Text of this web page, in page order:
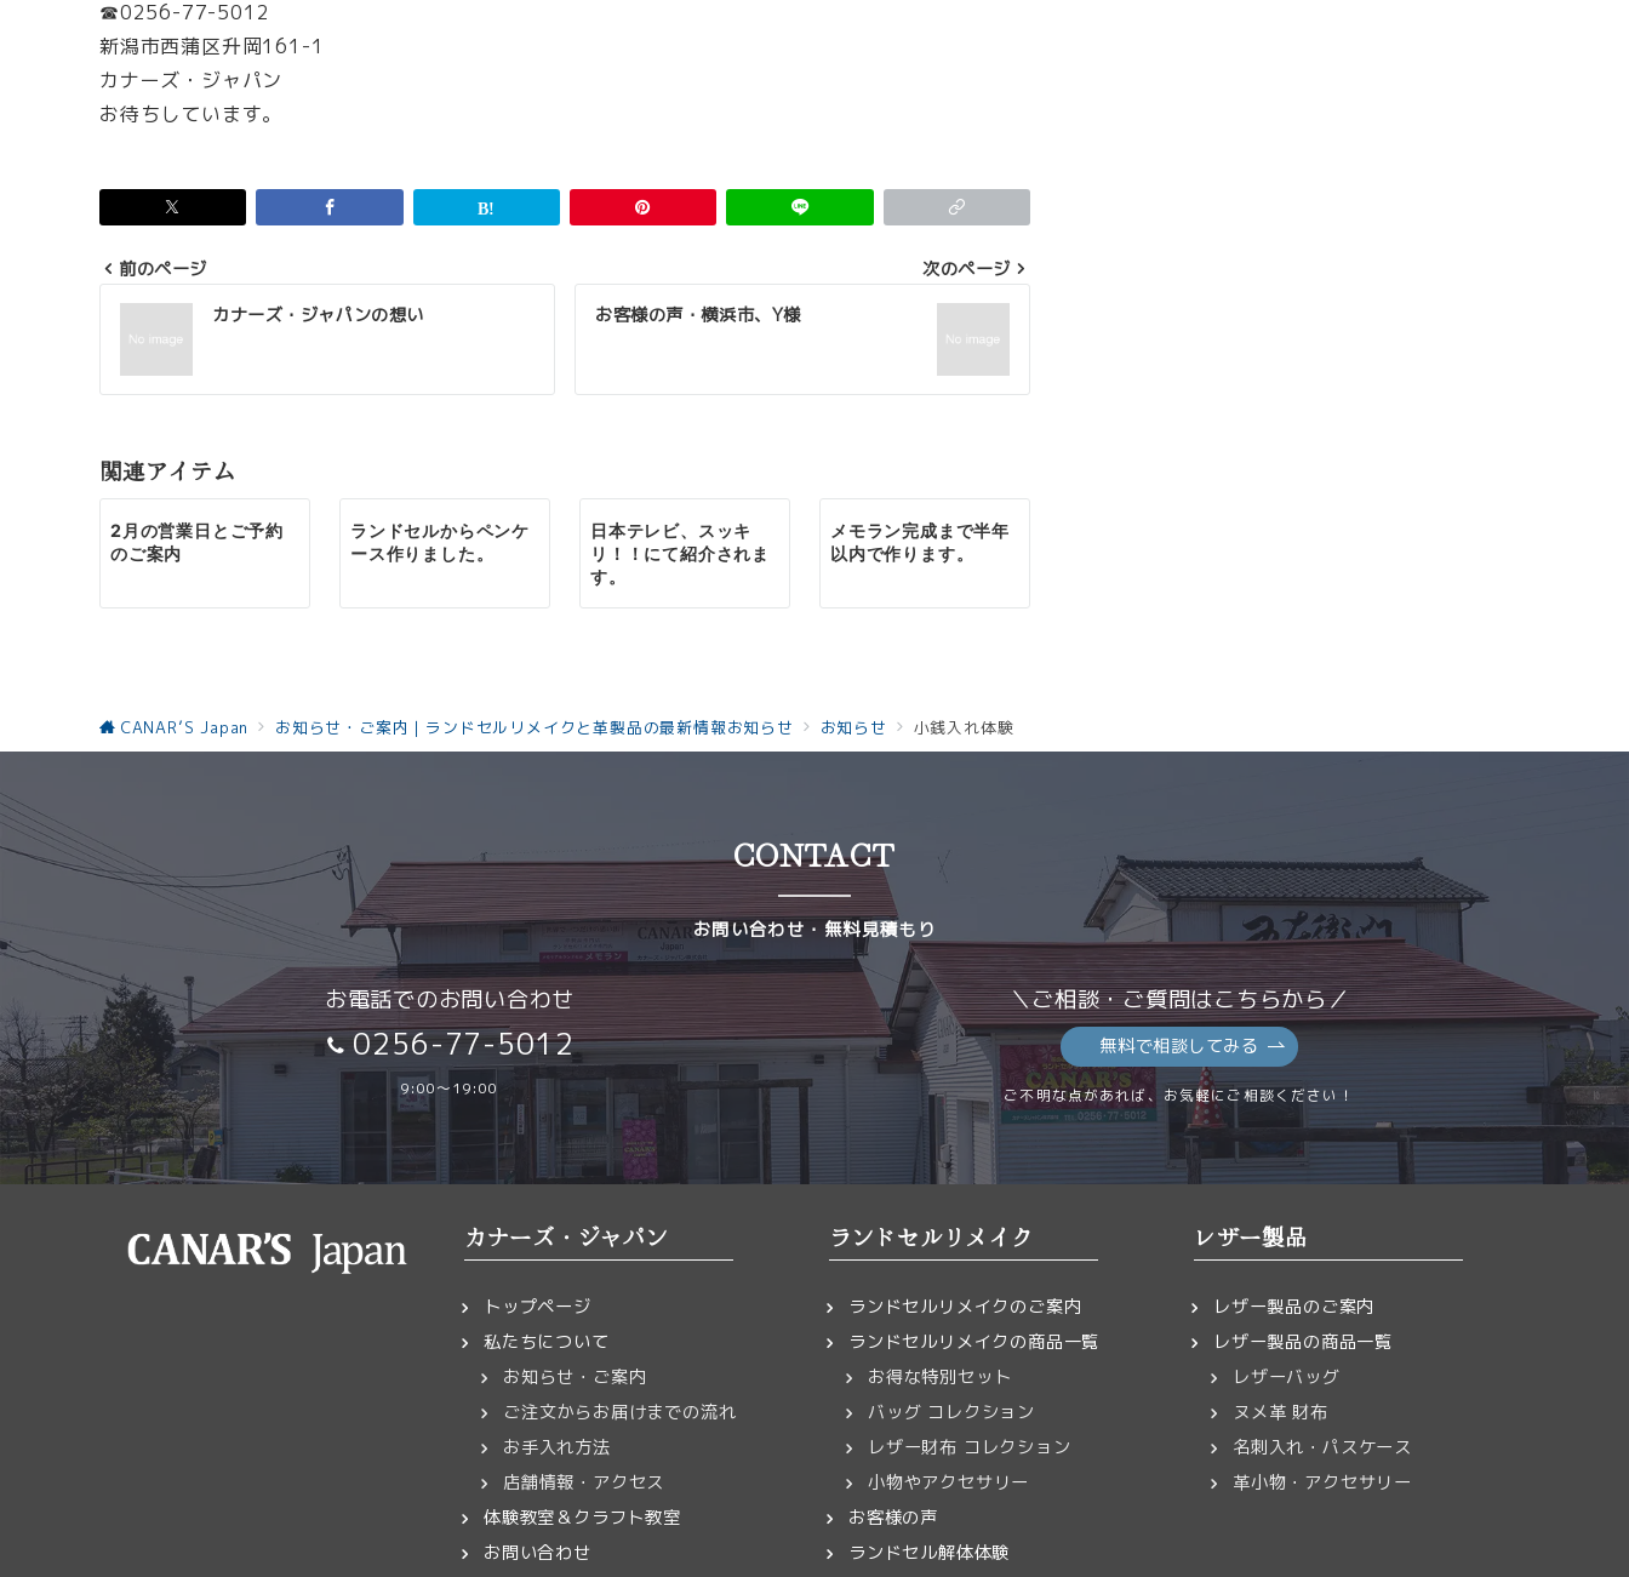
☎0256-77-5012
新潟市西蒲区升岡161-1
カナーズ・ジャパン
お待ちしています。
投
ナ
ゲ
ー
シ
前のページ
カナーズ・ジャパンの想い
次のページ
お客様の声・横浜市、Y様
関連アイテム
2月の営業日とご予約
のご案内
ランドセルからペンケ
ース作りました。
日本テレビ、スッキ
リ！！にて紹介されま
す。
メモラン完成まで半年
以内で作ります。
CANAR’S Japan お知らせ・ご案内｜ランドセルリメイクと革製品の最新情報お知らせ お知らせ 小銭入れ体験
CONTACT
お問い合わせ・無料見積もり
お電話でのお問い合わせ
0256-77-5012
9:00～19:00
＼ご相談・ご質問はこちらから／
無料で相談してみる
ご不明な点があれば、お気軽にご相談ください！
カナーズ・ジャパン
トップページ
私たちについて
お知らせ・ご案内
ご注文からお届けまでの流れ
お手入れ方法
店舗情報・アクセス
体験教室＆クラフト教室
お問い合わせ
ランドセルリメイク
ランドセルリメイクのご案内
ランドセルリメイクの商品一覧
お得な特別セット
バッグ コレクション
レザー財布 コレクション
小物やアクセサリー
お客様の声
ランドセル解体体験
レザー製品
レザー製品のご案内
レザー製品の商品一覧
レザーバッグ
ヌメ革 財布
名刺入れ・パスケース
革小物・アクセサリー